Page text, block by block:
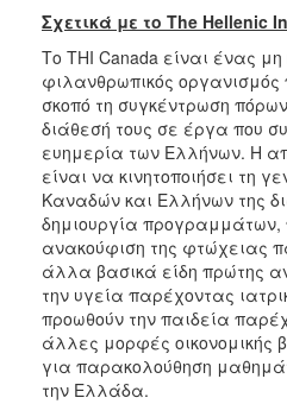
Σχετικά με το The Hellenic
Το THI Canada είναι ένας μη
φιλανθρωπικός οργανισμός
σκοπό τη συγκέντρωση
διάθεσή τους σε έργα που
ευημερία των Ελλήνων. Η
είναι να κινητοποιήσει τη
Καναδών και Ελλήνων της
δημιουργία
ανακούφιση της φτώχειας
άλλα βασικά είδη πρώτης
την υγεία παρέχοντας
προωθούν την παιδεία
άλλες μορφές οικονομικής
για παρακολούθηση
την Ελλάδα.